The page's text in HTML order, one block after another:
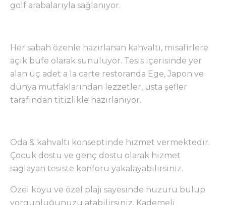
golf arabalarıyla sağlanıyor.
Her sabah özenle hazırlanan kahvaltı, misafirlere
açık büfe olarak sunuluyor. Tesis içerisinde yer
alan üç adet a la carte restoranda Ege, Japon ve
dünya mutfaklarından lezzetler, usta şefler
tarafından titizlikle hazırlanıyor.
Oda & kahvaltı konseptinde hizmet vermektedir.
Çocuk dostu ve genç dostu olarak hizmet
sağlayan tesiste konforu yakalayabilirsiniz.
Özel koyu ve özel plajı sayesinde huzuru bulup
yorgunluğunuzu atabilirsiniz. Kademeli